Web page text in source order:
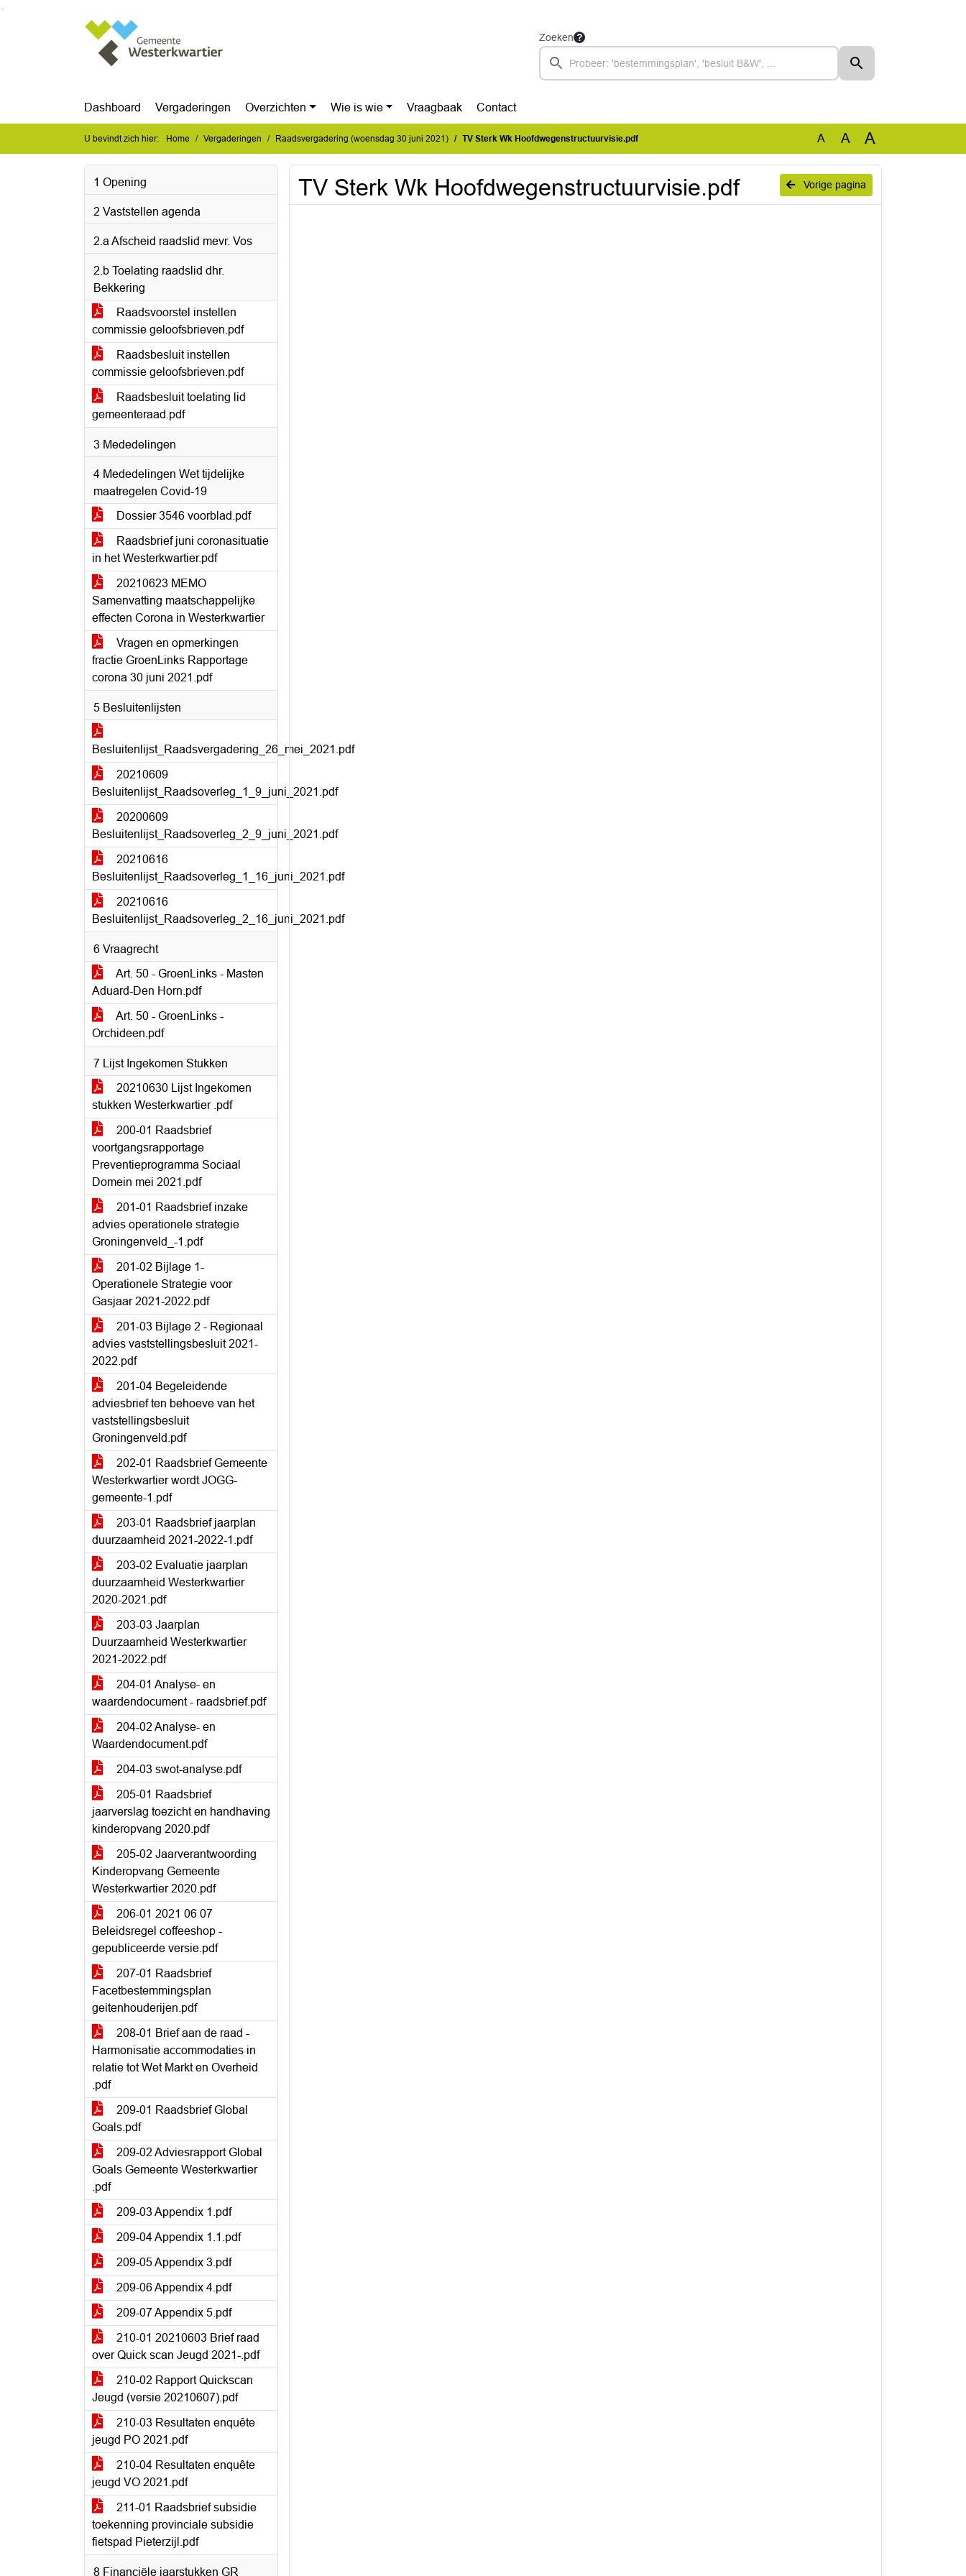
Zoeken
Dashboard Vergaderingen Overzichten Wie is wie Vraagbaak Contact
U bevindt zich hier: Home Vergaderingen Raadsvergadering (woensdag 30 juni 2021) TV Sterk Wk Hoofdwegenstructuurvisie.pdf A A A
1 Opening
2 Vaststellen agenda
2.a Afscheid raadslid mevr. Vos
2.b Toelating raadslid dhr.
Bekkering
Raadsvoorstel instellen
commissie geloofsbrieven.pdf
Raadsbesluit instellen
commissie geloofsbrieven.pdf
Raadsbesluit toelating lid
gemeenteraad.pdf
3 Mededelingen
4 Mededelingen Wet tijdelijke
maatregelen Covid-19
Dossier 3546 voorblad.pdf
Raadsbrief juni coronasituatie
in het Westerkwartier.pdf
20210623 MEMO
Samenvatting maatschappelijke
effecten Corona in Westerkwartier
Vragen en opmerkingen
fractie GroenLinks Rapportage
corona 30 juni 2021.pdf
5 Besluitenlijsten
Besluitenlijst_Raadsvergadering_26_mei_2021.pdf
20210609
Besluitenlijst_Raadsoverleg_1_9_juni_2021.pdf
20200609
Besluitenlijst_Raadsoverleg_2_9_juni_2021.pdf
20210616
Besluitenlijst_Raadsoverleg_1_16_juni_2021.pdf
20210616
Besluitenlijst_Raadsoverleg_2_16_juni_2021.pdf
6 Vraagrecht
Art. 50 - GroenLinks - Masten
Aduard-Den Horn.pdf
Art. 50 - GroenLinks -
Orchideen.pdf
7 Lijst Ingekomen Stukken
20210630 Lijst Ingekomen
stukken Westerkwartier .pdf
200-01 Raadsbrief
voortgangsrapportage
Preventieprogramma Sociaal
Domein mei 2021.pdf
201-01 Raadsbrief inzake
advies operationele strategie
Groningenveld_-1.pdf
201-02 Bijlage 1-
Operationele Strategie voor
Gasjaar 2021-2022.pdf
201-03 Bijlage 2 - Regionaal
advies vaststellingsbesluit 2021-
2022.pdf
201-04 Begeleidende
adviesbrief ten behoeve van het
vaststellingsbesluit
Groningenveld.pdf
202-01 Raadsbrief Gemeente
Westerkwartier wordt JOGG-
gemeente-1.pdf
203-01 Raadsbrief jaarplan
duurzaamheid 2021-2022-1.pdf
203-02 Evaluatie jaarplan
duurzaamheid Westerkwartier
2020-2021.pdf
203-03 Jaarplan
Duurzaamheid Westerkwartier
2021-2022.pdf
204-01 Analyse- en
waardendocument - raadsbrief.pdf
204-02 Analyse- en
Waardendocument.pdf
204-03 swot-analyse.pdf
205-01 Raadsbrief
jaarverslag toezicht en handhaving
kinderopvang 2020.pdf
205-02 Jaarverantwoording
Kinderopvang Gemeente
Westerkwartier 2020.pdf
206-01 2021 06 07
Beleidsregel coffeeshop -
gepubliceerde versie.pdf
207-01 Raadsbrief
Facetbestemmingsplan
geitenhouderijen.pdf
208-01 Brief aan de raad -
Harmonisatie accommodaties in
relatie tot Wet Markt en Overheid
.pdf
209-01 Raadsbrief Global
Goals.pdf
209-02 Adviesrapport Global
Goals Gemeente Westerkwartier
.pdf
209-03 Appendix 1.pdf
209-04 Appendix 1.1.pdf
209-05 Appendix 3.pdf
209-06 Appendix 4.pdf
209-07 Appendix 5.pdf
210-01 20210603 Brief raad
over Quick scan Jeugd 2021-.pdf
210-02 Rapport Quickscan
Jeugd (versie 20210607).pdf
210-03 Resultaten enquête
jeugd PO 2021.pdf
210-04 Resultaten enquête
jeugd VO 2021.pdf
211-01 Raadsbrief subsidie
toekenning provinciale subsidie
fietspad Pieterzijl.pdf
8 Financiële jaarstukken GR
Vorige pagina
TV Sterk Wk Hoofdwegenstructuurvisie.pdf